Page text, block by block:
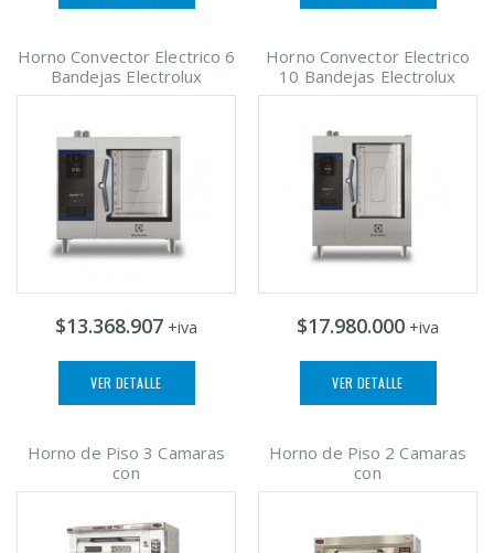
Horno Convector Electrico 6
Bandejas Electrolux
$13.368.907 +iva
VER DETALLE
Horno Convector Electrico
10 Bandejas Electrolux
$17.980.000 +iva
VER DETALLE
Horno de Piso 3 Camaras
con
Horno de Piso 2 Camaras
con